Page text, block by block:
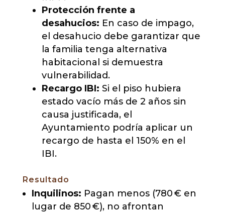
Protección frente a
desahucios: En caso de impago,
el desahucio debe garantizar que
la familia tenga alternativa
habitacional si demuestra
vulnerabilidad.
Recargo IBI: Si el piso hubiera
estado vacío más de 2 años sin
causa justificada, el
Ayuntamiento podría aplicar un
recargo de hasta el 150% en el
IBI.
Resultado
Inquilinos: Pagan menos (780 € en
lugar de 850 €), no afrontan